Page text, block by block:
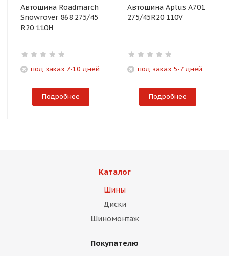
Автошина Roadmarch
Snowrover 868 275/45
R20 110H
под заказ 7-10 дней
Подробнее
Автошина Aplus A701
275/45R20 110V
под заказ 5-7 дней
Подробнее
Каталог
Шины
Диски
Шиномонтаж
Покупателю